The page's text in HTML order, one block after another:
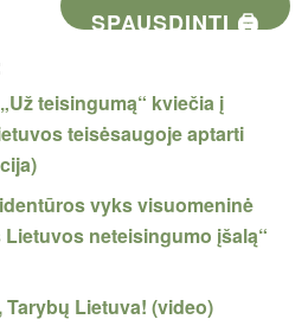
SPAUSDINTI 🖨
teisingumą“ kviečia į
teisėsaugoje aptarti
vyks visuomeninė
neteisingumo įšalą“
Lietuva! (video)